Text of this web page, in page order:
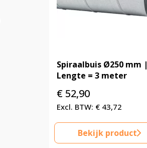
Spiraalbuis Ø250 mm |
Lengte = 3 meter
€ 52,90
€ 43,72
Bekijk product